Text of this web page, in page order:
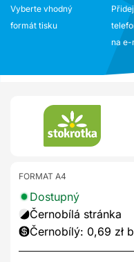
Vyberte vhodný
formát tisku
na e-
FORMAT A4
Dostupný
Černobílá stránka
Černobílý: 0,69 zł